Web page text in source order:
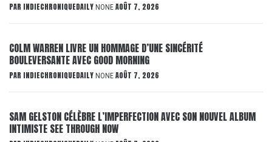
PAR INDIECHRONIQUEDAILY NONE AOÛT 7, 2026
COLM WARREN LIVRE UN HOMMAGE D’UNE SINCÉRITÉ
BOULEVERSANTE AVEC GOOD MORNING
PAR INDIECHRONIQUEDAILY NONE AOÛT 7, 2026
SAM GELSTON CÉLÈBRE L’IMPERFECTION AVEC SON NOUVEL ALBUM
INTIMISTE SEE THROUGH NOW